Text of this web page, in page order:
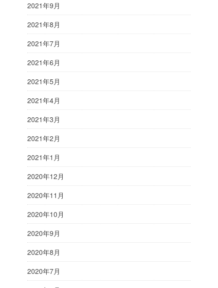
2021年9月
2021年8月
2021年7月
2021年6月
2021年5月
2021年4月
2021年3月
2021年2月
2021年1月
2020年12月
2020年11月
2020年10月
2020年9月
2020年8月
2020年7月